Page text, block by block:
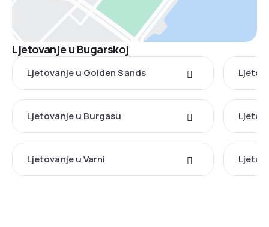
Ljetovanje u Bugarskoj
Ljetovanje u Golden Sands
Ljetovanje u Burgasu
Ljetovanje u Varni